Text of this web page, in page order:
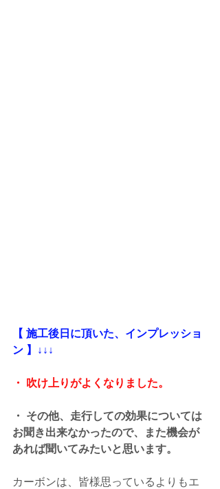
【 施工後日に頂いた、インプレッショ
ン 】↓↓↓
・ 吹け上りがよくなりました。
・ その他、走行しての効果については
お聞き出来なかったので、また機会が
あれば聞いてみたいと思います。
カーボンは、皆様思っているよりもエ